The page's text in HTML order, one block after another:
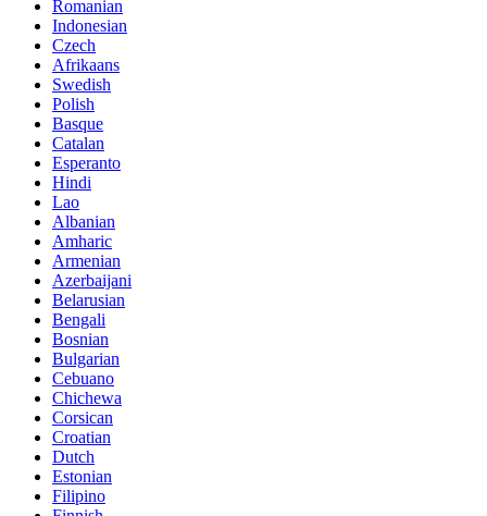
Romanian
Indonesian
Czech
Afrikaans
Swedish
Polish
Basque
Catalan
Esperanto
Hindi
Lao
Albanian
Amharic
Armenian
Azerbaijani
Belarusian
Bengali
Bosnian
Bulgarian
Cebuano
Chichewa
Corsican
Croatian
Dutch
Estonian
Filipino